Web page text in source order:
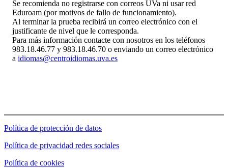
Se recomienda no registrarse con correos UVa ni usar red
Eduroam (por motivos de fallo de funcionamiento).
Al terminar la prueba recibirá un correo electrónico con el
justificante de nivel que le corresponda.
Para más información contacte con nosotros en los teléfonos
983.18.46.77 y 983.18.46.70 o enviando un correo electrónico
a idiomas@centroidiomas.uva.es
Política de protección de datos
Política de privacidad redes sociales
Política de cookies